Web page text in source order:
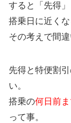
すると「先得」
搭乗日に近く
その考えで間違
先得と特便割
い。
搭乗の何日前
って事。